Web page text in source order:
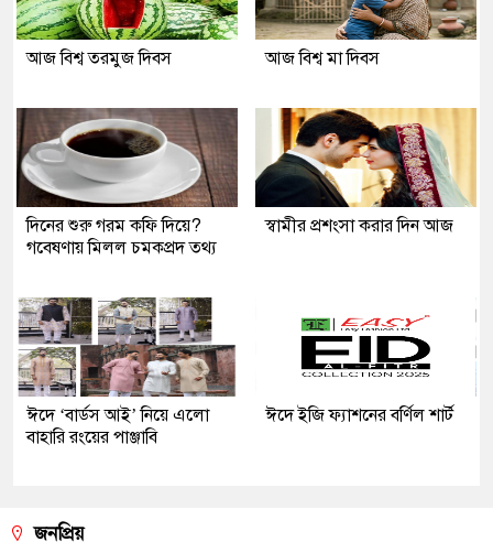
আজ বিশ্ব তরমুজ দিবস আজ বিশ্ব মা দিবস
দিনের শুরু গরম কফি দিয়ে?
গবেষণায় মিলল চমকপ্রদ তথ্য
স্বামীর প্রশংসা করার দিন আজ
ঈদে ‘বার্ডস আই’ নিয়ে এলো
বাহারি রংয়ের পাঞ্জাবি
ঈদে ইজি ফ্যাশনের বর্ণিল শার্ট
জনপ্রিয়